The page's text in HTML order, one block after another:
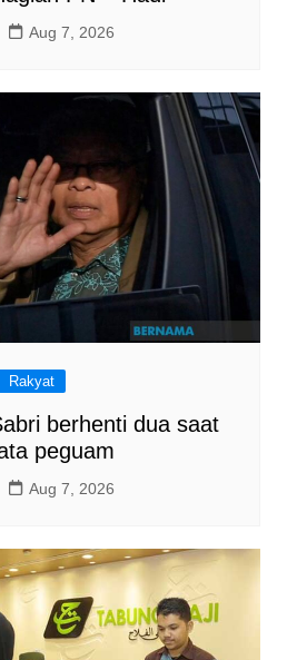
Aug 7, 2026
Rakyat
berhenti dua saat
peguam
Aug 7, 2026